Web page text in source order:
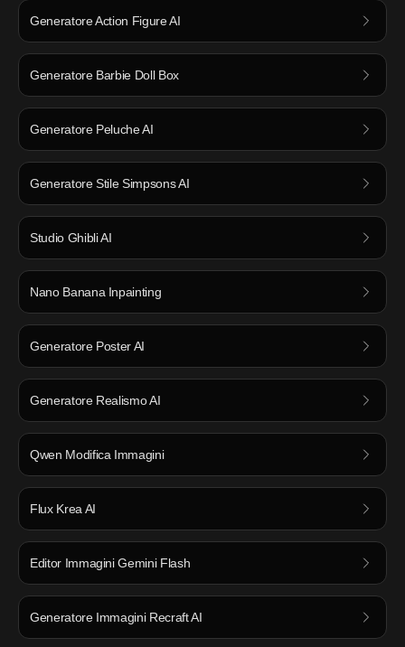
Generatore Action Figure AI
Generatore Barbie Doll Box
Generatore Peluche AI
Generatore Stile Simpsons AI
Studio Ghibli AI
Nano Banana Inpainting
Generatore Poster AI
Generatore Realismo AI
Qwen Modifica Immagini
Flux Krea AI
Editor Immagini Gemini Flash
Generatore Immagini Recraft AI